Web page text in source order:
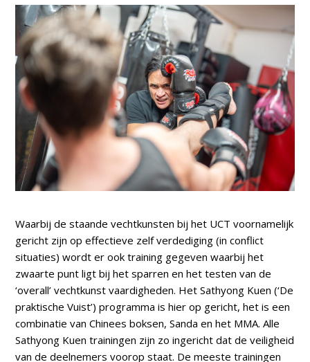
Waarbij de staande vechtkunsten bij het UCT voornamelijk
gericht zijn op effectieve zelf verdediging (in conflict
situaties) wordt er ook training gegeven waarbij het
zwaarte punt ligt bij het sparren en het testen van de
‘overall’ vechtkunst vaardigheden. Het Sathyong Kuen (‘De
praktische Vuist’) programma is hier op gericht, het is een
combinatie van Chinees boksen, Sanda en het MMA. Alle
Sathyong Kuen trainingen zijn zo ingericht dat de veiligheid
van de deelnemers voorop staat. De meeste trainingen